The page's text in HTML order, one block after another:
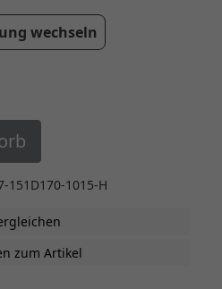
wechseln
151D170-1015-H
zum Artikel